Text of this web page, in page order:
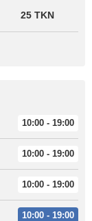
25 TKN
10:00 - 19:00
10:00 - 19:00
10:00 - 19:00
10:00 - 19:00